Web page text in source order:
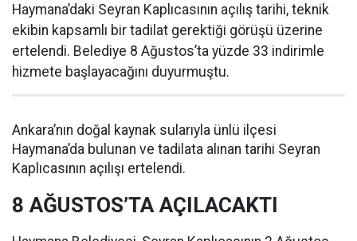
Haymana’daki Seyran Kaplıcasının açılış tarihi, teknik
ekibin kapsamlı bir tadilat gerektiği görüşü üzerine
ertelendi. Belediye 8 Ağustos’ta yüzde 33 indirimle
hizmete başlayacağını duyurmuştu.
Ankara’nın doğal kaynak sularıyla ünlü ilçesi
Haymana’da bulunan ve tadilata alınan tarihi Seyran
Kaplıcasının açılışı ertelendi.
8 AĞUSTOS’TA AÇILACAKTI